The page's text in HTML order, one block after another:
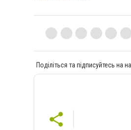
Поділіться та підписуйтесь на